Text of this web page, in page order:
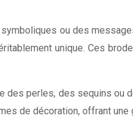
ou des
unique. Ces
perles, des sequins ou
de décoration, offrant une